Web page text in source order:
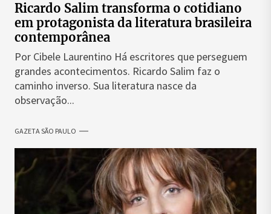
Ricardo Salim transforma o cotidiano
em protagonista da literatura brasileira
contemporânea
Por Cibele Laurentino Há escritores que perseguem
grandes acontecimentos. Ricardo Salim faz o
caminho inverso. Sua literatura nasce da
observação...
GAZETA SÃO PAULO